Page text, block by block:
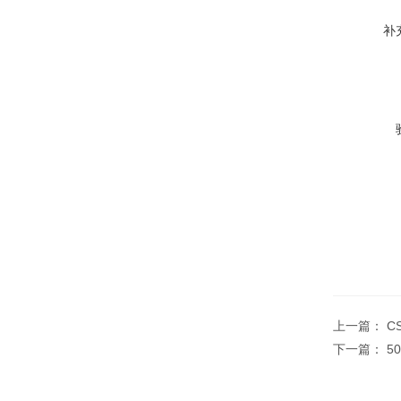
补
上一篇：
下一篇：